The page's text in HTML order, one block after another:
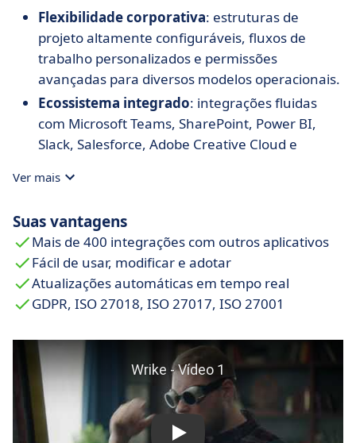
Flexibilidade corporativa: estruturas de
projeto altamente configuráveis, fluxos de
trabalho personalizados e permissões
avançadas para diversos modelos operacionais.
Ecossistema integrado: integrações fluidas
com Microsoft Teams, SharePoint, Power BI,
Slack, Salesforce, Adobe Creative Cloud e
com responsabilidades claras, cronogramas
compartilhados e atualizações em tempo real.
Escalabilidade para operações complexas
atende às necessidades de campanhas de
marketing, gestão de produtos e outras
operações corporativas.
Inovação contínua
: atualizações mensais da
plataforma com melhorias em automação,
inteligência e interface, voltadas para uso
empresarial.
Ver mais
Suas vantagens
Mais de 400 integrações com outros aplicativos
Fácil de usar, modificar e adotar
Atualizações automáticas em tempo real
GDPR, ISO 27018, ISO 27017, ISO 27001